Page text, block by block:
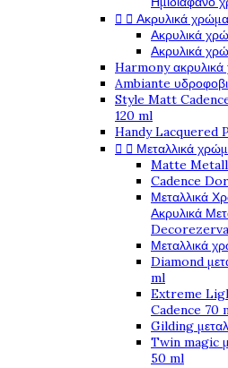
  Ακρυλικά
Ακρυλικά
Ακρυλικά
Harmony
Ambiante
Style Matt
120 ml
Handy Lacquered
  Μεταλλικά
Matte
Cadence
Μεταλλικά
Ακρυλικά
Decorezerva
Μεταλλικά
Diamond
ml
Extreme
Cadence 70
Gilding
Twin magic
50 ml